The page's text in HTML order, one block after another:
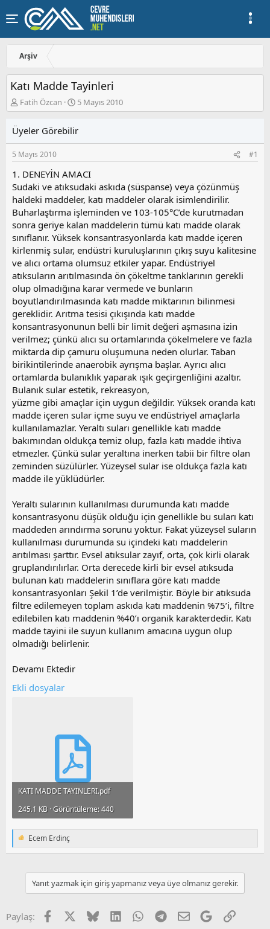
Arşiv
Katı Madde Tayinleri
K
o
u
y
u
a
ş
l
a
t
a
n
Fatih Özcan
B
a
l
a
ı
ç
t
a
r
i
h
i
5 Mayıs 2010
Üyeler Görebilir
5 Mayıs 2010 #1
1. DENEYİN AMACI
Sudaki ve atıksudaki askıda (süspanse) veya çözünmüş
haldeki maddeler, katı maddeler olarak isimlendirilir.
Buharlaştırma işleminden ve 103-105°C’de kurutmadan
sonra geriye kalan maddelerin tümü katı madde olarak
sınıflanır. Yüksek konsantrasyonlarda katı madde içeren
kirlenmiş sular, endüstri kuruluşlarının çıkış suyu kalitesine
ve alıcı ortama olumsuz etkiler yapar. Endüstriyel
atıksuların arıtılmasında ön çökeltme tanklarının gerekli
olup olmadığına karar vermede ve bunların
boyutlandırılmasında katı madde miktarının bilinmesi
gereklidir. Arıtma tesisi çıkışında katı madde
konsantrasyonunun belli bir limit değeri aşmasına izin
verilmez; çünkü alıcı su ortamlarında çökelmelere ve fazla
miktarda dip çamuru oluşumuna neden olurlar. Taban
birikintilerinde anaerobik ayrışma başlar. Ayrıcı alıcı
ortamlarda bulanıklık yaparak ışık geçirgenliğini azaltır.
Bulanık sular estetik, rekreasyon,
yüzme gibi amaçlar için uygun değildir. Yüksek oranda katı
madde içeren sular içme suyu ve endüstriyel amaçlarla
kullanılamazlar. Yeraltı suları genellikle katı madde
bakımından oldukça temiz olup, fazla katı madde ihtiva
etmezler. Çünkü sular yeraltına inerken tabii bir filtre olan
zeminden süzülürler. Yüzeysel sular ise oldukça fazla katı
madde ile yüklüdürler.
Yeraltı sularının kullanılması durumunda katı madde
konsantrasyonu düşük olduğu için genellikle bu suları katı
maddeden arındırma sorunu yoktur. Fakat yüzeysel suların
kullanılması durumunda su içindeki katı maddelerin
arıtılması şarttır. Evsel atıksular zayıf, orta, çok kirli olarak
gruplandırılırlar. Orta derecede kirli bir evsel atıksuda
bulunan katı maddelerin sınıflara göre katı madde
konsantrasyonları Şekil 1’de verilmiştir. Böyle bir atıksuda
filtre edilemeyen toplam askıda katı maddenin %75’i, filtre
edilebilen katı maddenin %40’ı organik karakterdedir. Katı
madde tayini ile suyun kullanım amacına uygun olup
olmadığı belirlenir.
Devamı Ektedir
Ekli dosyalar
KATI MADDE TAYINLERI.pdf
245.1 KB · Görüntüleme: 440
T
e
:
Ecem Erdinç
Yanıt yazmak için giriş yapmanız veya üye olmanız gerekir.
Paylaş: Facebook BlueskyLinkedInWhatsApp
Telegram
E-postaGoogleLink